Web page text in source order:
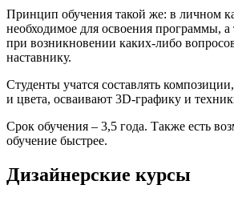
Принцип обучения такой же: в личном
необходимое для освоения программы,
при возникновении каких-либо
наставнику.
Студенты учатся составлять
и цвета, осваивают 3D-графику и
Срок обучения – 3,5 года. Также есть
обучение быстрее.
Дизайнерские курсы